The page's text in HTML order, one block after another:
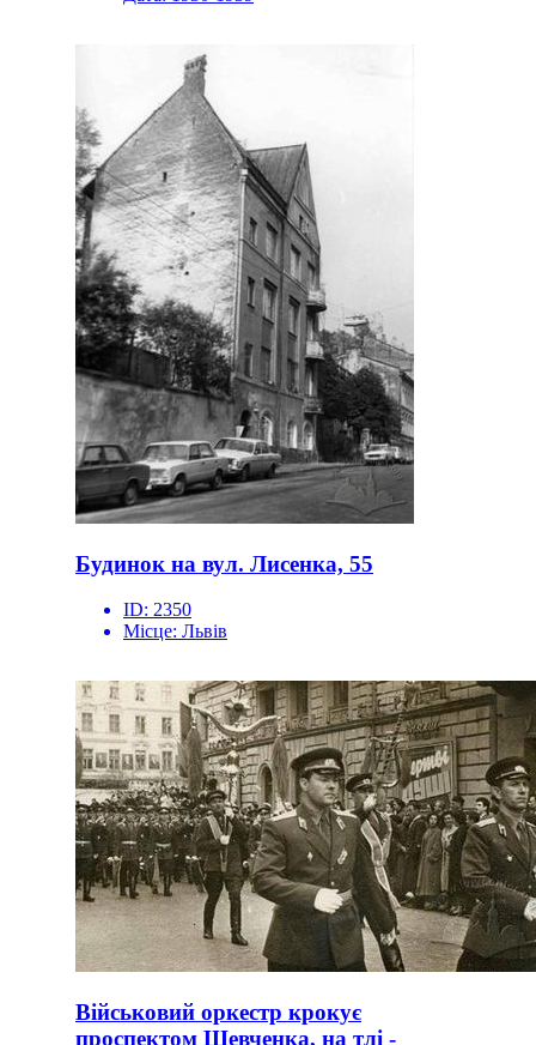
Будинок на вул. Лисенка, 55
ID: 2350
Місце: Львів
Військовий оркестр крокує
проспектом Шевченка, на тлі -